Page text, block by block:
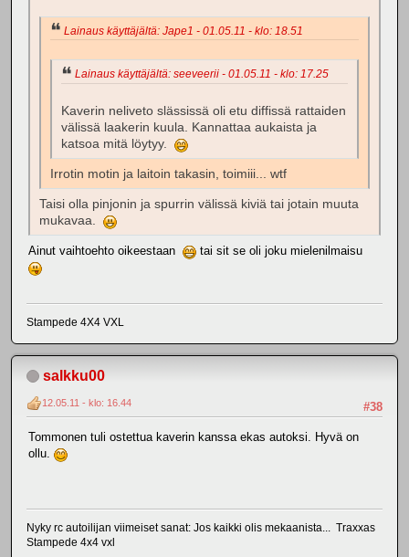
Lainaus käyttäjältä: Jape1 - 01.05.11 - klo: 18.51
Lainaus käyttäjältä: seeveerii - 01.05.11 - klo: 17.25
Kaverin neliveto slässissä oli etu diffissä rattaiden
välissä laakerin kuula. Kannattaa aukaista ja
katsoa mitä löytyy.
Irrotin motin ja laitoin takasin, toimiii... wtf
Taisi olla pinjonin ja spurrin välissä kiviä tai jotain muuta
mukavaa.
Ainut vaihtoehto oikeestaan tai sit se oli joku mielenilmaisu
Stampede 4X4 VXL
salkku00
#38
12.05.11 - klo: 16.44
Tommonen tuli ostettua kaverin kanssa ekas autoksi. Hyvä on
ollu.
Nyky rc autoilijan viimeiset sanat: Jos kaikki olis mekaanista... Traxxas
Stampede 4x4 vxl